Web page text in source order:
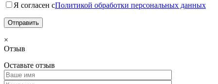
Я согласен сПолитикой обработки персональных данных
×
Отзыв
Оставьте отзыв